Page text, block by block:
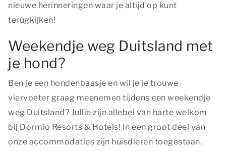
nieuwe herinneringen waar je altijd op kunt
terugkijken!
Weekendje weg Duitsland met
je hond?
Ben je een hondenbaasje en wil je je trouwe
viervoeter graag meenemen tijdens een weekendje
weg Duitsland? Jullie zijn allebei van harte welkom
bij Dormio Resorts & Hotels! In een groot deel van
onze accommodaties zijn huisdieren toegestaan.